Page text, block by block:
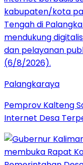
Palangkaraya
Pemprov Kalteng
Internet Desa